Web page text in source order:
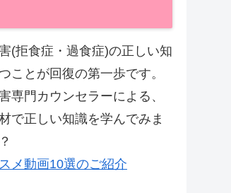
(拒食症・過食症)の正しい知
ことが回復の第一歩です。
専門カウンセラーによる、
で正しい知識を学んでみま
メ動画10選のご紹介